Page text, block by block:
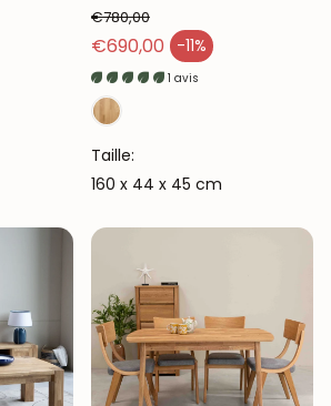
€690,00 -11%
Prix en solde
Prix habituel
€780,00
1 avis
Taille:
160 x 44 x 45 cm